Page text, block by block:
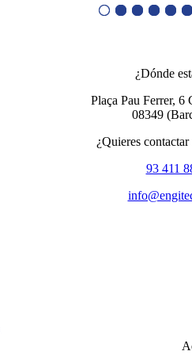
¿Dónde
Plaça Pau Ferrer, 6
08349
¿Quieres
93 411